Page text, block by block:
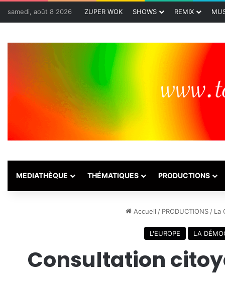
samedi, août 8 2026 ZUPER WOK SHOWS REMIX
MEDIATHÈQUE THÉMATIQUES PRODUCTIONS
Accueil / PRODUCTIONS / La
L'EUROPE LA
Consultation